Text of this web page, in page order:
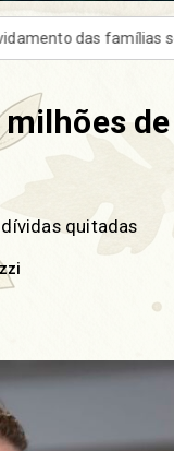
mas inadimplência cai
de
quitadas